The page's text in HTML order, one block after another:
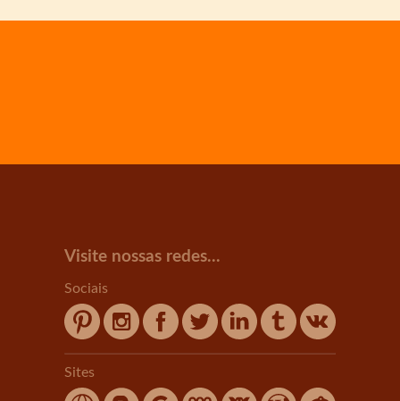
Visite nossas redes...
Sociais
Sites